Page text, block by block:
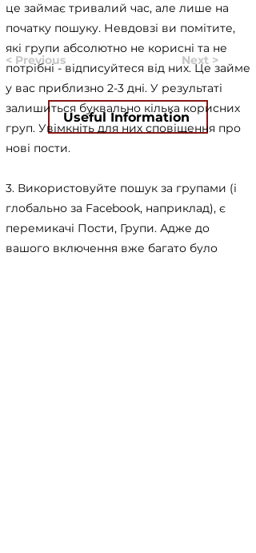
< Previous Next >
Useful Information
це займає тривалий час, але лише на
початку пошуку. Невдовзі ви помітите,
які групи абсолютно не корисні та не
потрібні - відписуйтеся від них. Це займе
у вас приблизно 2-3 дні. У результаті
залишиться буквально кілька корисних
груп. Увімкніть для них сповіщення про
нові пости.
3. Використовуйте пошук за групами (і
глобально за Facebook, наприклад), є
перемикачі Пости, Групи. Адже до
вашого включення вже багато було